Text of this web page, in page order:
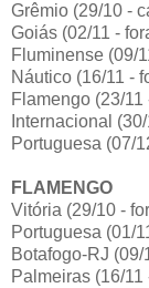
Grêmio (29/10 -
Goiás (02/11 -
Fluminense (09/
Náutico (16/11 -
Flamengo (23/11
Internacional
Portuguesa (07/
FLAMENGO
Vitória (29/10 -
Portuguesa (01/
Botafogo-RJ (09/
Palmeiras (16/11